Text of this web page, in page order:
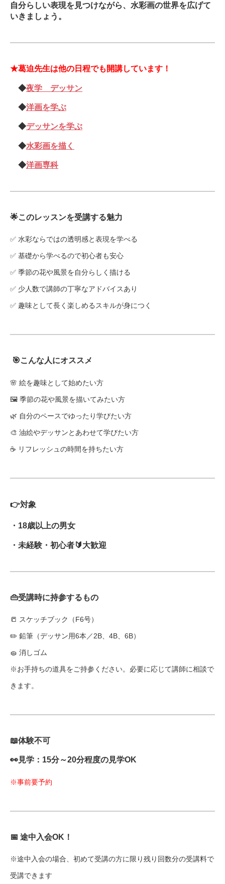
自分らしい表現を見つけながら、水彩画の世界を広げて
いきましょう。
★葛迫先生は他の日程でも開講しています！
◆夜学 デッサン
◆洋画を学ぶ
◆デッサンを学ぶ
◆水彩画を描く
◆洋画専科
🌟このレッスンを受講する魅力
✅ 水彩ならではの透明感と表現を学べる
✅ 基礎から学べるので初心者も安心
✅ 季節の花や風景を自分らしく描ける
✅ 少人数で講師の丁寧なアドバイスあり
✅ 趣味として長く楽しめるスキルが身につく
🎯こんな人にオススメ
🌸 絵を趣味として始めたい方
🖼 季節の花や風景を描いてみたい方
🌿 自分のペースでゆったり学びたい方
🎨 油絵やデッサンとあわせて学びたい方
☕ リフレッシュの時間を持ちたい方
👉対象
・18歳以上の男女
・未経験・初心者🔰大歓迎
👜受講時に持参するもの
📒 スケッチブック（F6号）
✏️ 鉛筆（デッサン用6本／2B、4B、6B）
🧽 消しゴム
※お手持ちの道具をご持参ください。必要に応じて講師に相談で
きます。
📖体験不可
👀見学：15分～20分程度の見学OK
※事前要予約
📅 途中入会OK！
※途中入会の場合、初めて受講の方に限り残り回数分の受講料で
受講できます